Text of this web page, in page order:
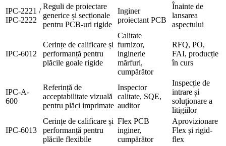
IPC-2221 /
IPC-2222
Reguli de proiectare
generice și secționale
pentru PCB-uri rigide
Inginer
proiectant PCB
Înainte de
lansarea
aspectului
IPC-6012
Cerințe de calificare și
performanță pentru
plăcile goale rigide
Calitate
furnizor,
inginerie
mărfuri,
cumpărător
RFQ, PO,
FAI, producție
în curs
IPC-A-
600
Referință de
acceptabilitate vizuală
pentru plăci imprimate
Inspector
calitate, SQE,
auditor
Inspecție de
intrare și
soluționare a
litigiilor
IPC-6013
Cerințe de calificare și
performanță pentru
plăcile flexibile
Flex PCB
inginer,
cumpărător
Aprovizionare
Flex și rigid-
flex